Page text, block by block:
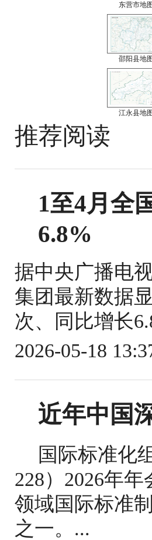
东营市地图
邵阳县地图
江永县地图
推荐阅读
1至4月全
6.8%
据中央广播电
集团最新数据
次、同比增长
2026-05-18
近年中国
国际标准化
228）2026年
领域国际标准
之一。...